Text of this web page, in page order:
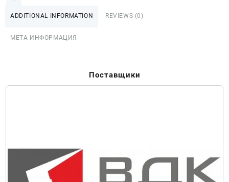
ADDITIONAL INFORMATION REVIEWS (0)
МЕТА ИНФОРМАЦИЯ
Поставщики